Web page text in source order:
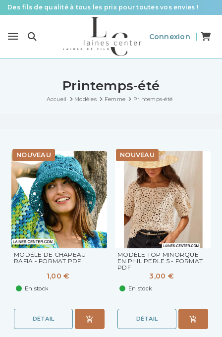
Des fils de qualité à tous les prix pour toutes vos envies !
Le spécialiste laines et fils en France pour le tricot et le crochet
Connexion
Printemps-été
Accueil Modèles Femme Printemps-été
NOUVEAU
MODÈLE DE CHAPEAU
RAFIA - FORMAT PDF
1,00 €
En stock
DÉTAIL
NOUVEAU
MODÈLE TOP MINORQUE
EN PHIL PERLE 5 - FORMAT
PDF
3,00 €
En stock
DÉTAIL